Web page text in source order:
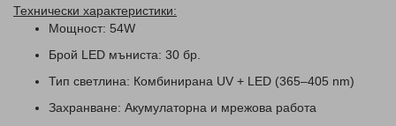
Технически характеристики:
Мощност: 54W
Брой LED мъниста: 30 бр.
Тип светлина: Комбинирана UV + LED (365–405 nm)
Захранване: Акумулаторна и мрежова работа